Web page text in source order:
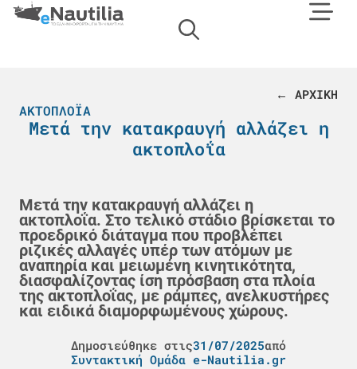
← ΑΡΧΙΚΗ
ΑΚΤΟΠΛΟΪΑ
Μετά την κατακραυγή αλλάζει η
ακτοπλοΐα
Μετά την κατακραυγή αλλάζει η
ακτοπλοΐα. Στο τελικό στάδιο βρίσκεται το
προεδρικό διάταγμα που προβλέπει
ριζικές αλλαγές υπέρ των ατόμων με
αναπηρία και μειωμένη κινητικότητα,
διασφαλίζοντας ίση πρόσβαση στα πλοία
της ακτοπλοΐας, με ράμπες, ανελκυστήρες
και ειδικά διαμορφωμένους χώρους.
Δημοσιεύθηκε στις31/07/2025από
Συντακτική Ομάδα e-Nautilia.gr